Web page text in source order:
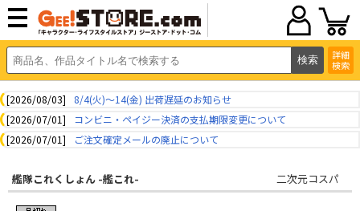
詳細
検索
[2026/08/03]
8/4(火)～14(金) 出荷遅延のお知らせ
[2026/07/01]
コンビニ・ペイジー決済の支払期限変更について
[2026/07/01]
ご注文確定メールの廃止について
艦隊これくしょん -艦これ- 二次元コスパ